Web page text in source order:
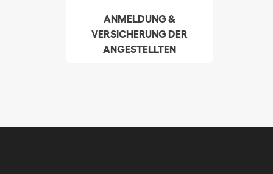
ANMELDUNG &
VERSICHERUNG DER
ANGESTELLTEN